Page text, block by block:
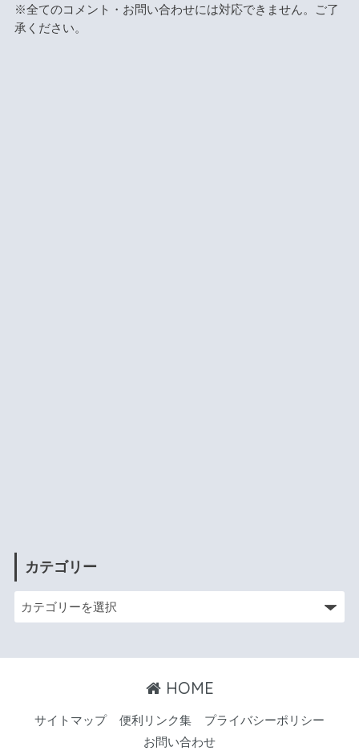
※全てのコメント・お問い合わせには対応できません。ご了
承ください。
カテゴリー
HOME
サイトマップ 便利リンク集
プライバシーポリシー
お問い合わせ